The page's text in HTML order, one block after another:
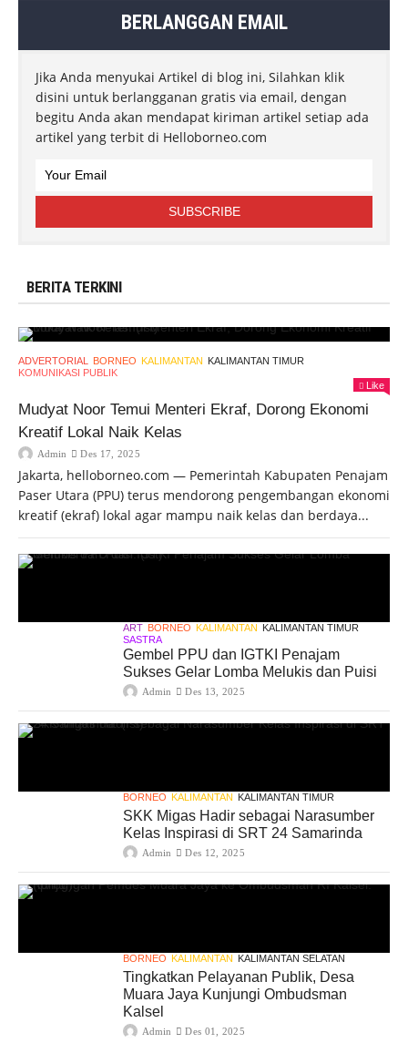
BERLANGGAN EMAIL
Jika Anda menyukai Artikel di blog ini, Silahkan klik
disini untuk berlangganan gratis via email, dengan
begitu Anda akan mendapat kiriman artikel setiap ada
artikel yang terbit di Helloborneo.com
BERITA TERKINI
ADVERTORIAL BORNEO KALIMANTAN KALIMANTAN TIMUR
KOMUNIKASI PUBLIK
Like
Mudyat Noor Temui Menteri Ekraf, Dorong Ekonomi
Kreatif Lokal Naik Kelas
Admin Des 17, 2025
Jakarta, helloborneo.com — Pemerintah Kabupaten Penajam
Paser Utara (PPU) terus mendorong pengembangan ekonomi
kreatif (ekraf) lokal agar mampu naik kelas dan berdaya...
ART BORNEO KALIMANTAN KALIMANTAN TIMUR
SASTRA
Gembel PPU dan IGTKI Penajam
Sukses Gelar Lomba Melukis dan Puisi
Admin Des 13, 2025
BORNEO KALIMANTAN KALIMANTAN TIMUR
SKK Migas Hadir sebagai Narasumber
Kelas Inspirasi di SRT 24 Samarinda
Admin Des 12, 2025
BORNEO KALIMANTAN KALIMANTAN SELATAN
Tingkatkan Pelayanan Publik, Desa
Muara Jaya Kunjungi Ombudsman
Kalsel
Admin Des 01, 2025